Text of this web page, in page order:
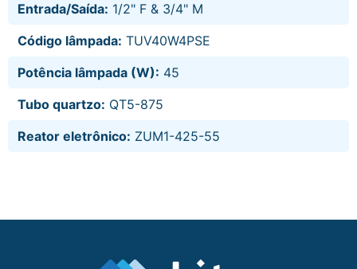
Entrada/Saída: 1/2" F & 3/4" M
Código lâmpada: TUV40W4PSE
Potência lâmpada (W): 45
Tubo quartzo: QT5-875
Reator eletrônico: ZUM1-425-55